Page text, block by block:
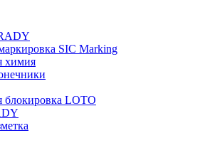
SIC Marking
химия
LOTO